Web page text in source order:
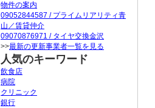
物件の案内
09052844587 / プライムリアリティ青
山／賃貸仲介
09070876971 / タイヤ交換金沢
>>最新の更新事業者一覧を見る
人気のキーワード
飲食店
病院
クリニック
銀行